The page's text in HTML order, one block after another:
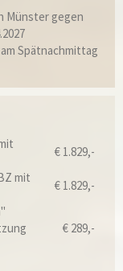
Münster gegen
Spätnachmittag
€ 1.829,-
mit
€ 1.829,-
€ 289,-